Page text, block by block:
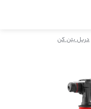
دریل بتن کن